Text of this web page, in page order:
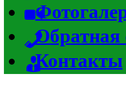
Обратная
Контакты